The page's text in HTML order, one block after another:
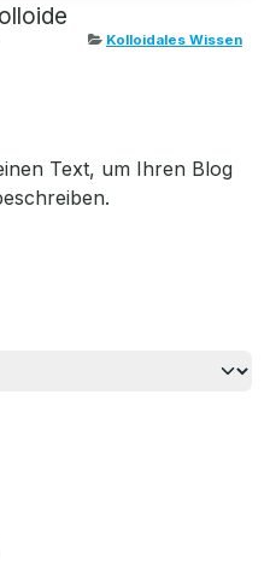
Kolloidales Wissen
Text, um Ihren Blog